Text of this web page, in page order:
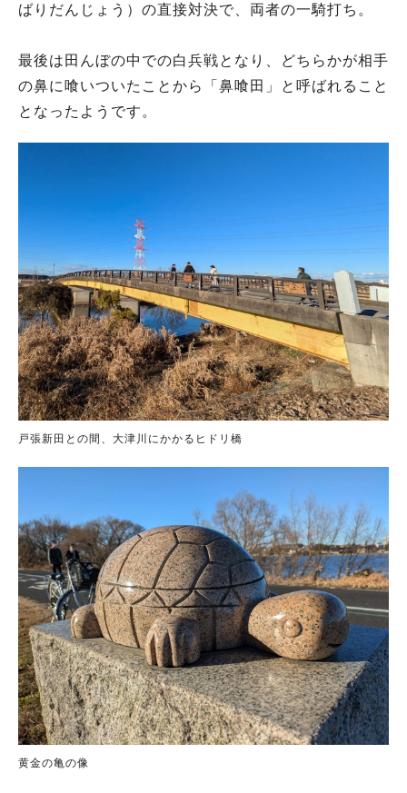
ばりだんじょう）の直接対決で、両者の一騎打ち。
最後は田んぼの中での白兵戦となり、どちらかが相手
の鼻に喰いついたことから「鼻喰田」と呼ばれること
となったようです。
戸張新田との間、大津川にかかるヒドリ橋
黄金の亀の像